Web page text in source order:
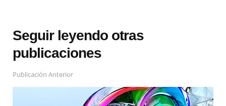
Seguir leyendo otras
publicaciones
Publicación Anterior